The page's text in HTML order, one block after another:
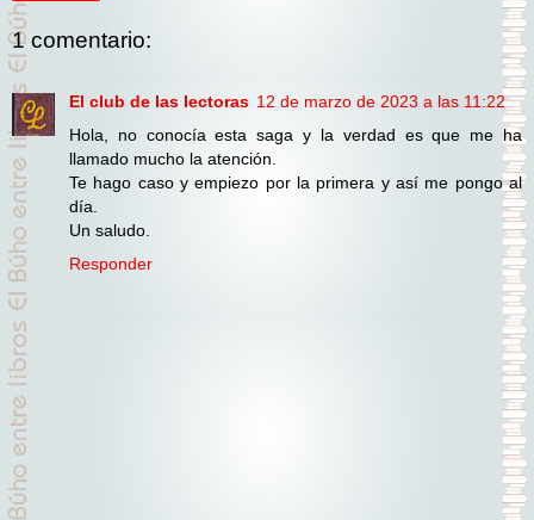
1 comentario:
El club de las lectoras 12 de marzo de 2023 a las 11:22
Hola, no conocía esta saga y la verdad es que me ha
llamado mucho la atención.
Te hago caso y empiezo por la primera y así me pongo al
día.
Un saludo.
Responder